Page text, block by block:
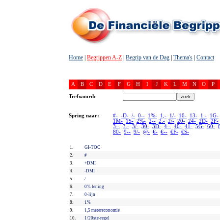
Home Begrippen A-Z Begrip van de Dag Thema's Contact
A B C D E F G H I J K L M N O P
Trefwoord:
Spring naar: #- -D- /- 0-- 1%- 1,- 1/- 10- 13- 1:-
1G-
1M-
1S- 2%- 2-- 2.- 2/- 20- 24- 2D- 2F-
3-- 3.- 3/- 30- 3D- 4-- 40- 41- 5G- 60-
80- 9-- 9/- @- €- €-- €F- €S-
1.
GI-TOC
2.
#
3.
+DMI
4.
-DMI
5.
/
6.
0% lening
7.
0-lijn
8.
1%
9.
1,5 metereconomie
10.
1/20ste-regel